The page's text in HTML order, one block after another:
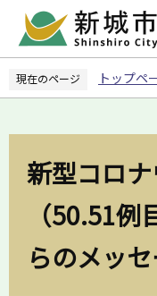
ペ
の
現在のページ トップペ
新型コロ
（50.51
らのメッ